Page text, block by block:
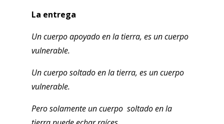
La entrega
Un cuerpo apoyado en la tierra, es un cuerpo
vulnerable.
Un cuerpo soltado en la tierra, es un cuerpo
vulnerable.
Pero solamente un cuerpo soltado en la